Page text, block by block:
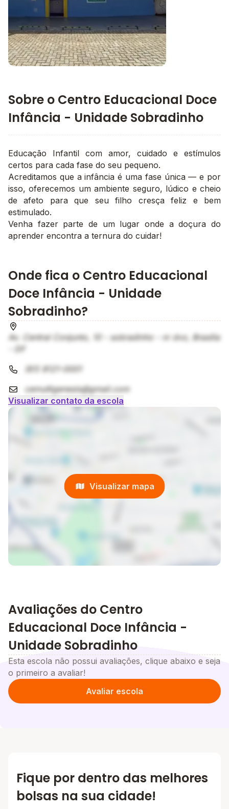
Sobre o Centro Educacional Doce
Infância - Unidade Sobradinho
Educação Infantil com amor, cuidado e estímulos
certos para cada fase do seu pequeno.
Acreditamos que a infância é uma fase única — e por
isso, oferecemos um ambiente seguro, lúdico e cheio
de afeto para que seu filho cresça feliz e bem
estimulado.
Venha fazer parte de um lugar onde a doçura do
aprender encontra a ternura do cuidar!
Onde fica o Centro Educacional
Doce Infância - Unidade
Sobradinho?
Av. Central Conjunto, 10 - sobradinho - nr dvo, Brasília
- DF
(61) 8121-0001
cemultigenesis@gmail.com
Visualizar contato da escola
Visualizar mapa
Avaliações do Centro
Educacional Doce Infância -
Unidade Sobradinho
Esta escola não possui avaliações, clique abaixo e seja
o primeiro a avaliar!
Avaliar escola
Fique por dentro das melhores
bolsas na sua cidade!